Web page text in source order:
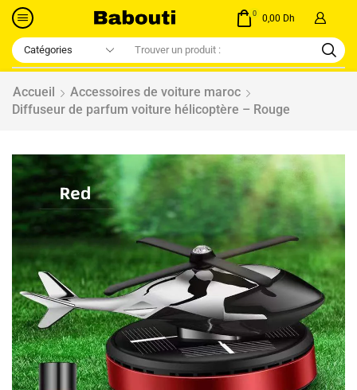
0 0,00 Dh
Accueil
Accessoires de voiture maroc
Diffuseur de parfum voiture hélicoptère – Rouge